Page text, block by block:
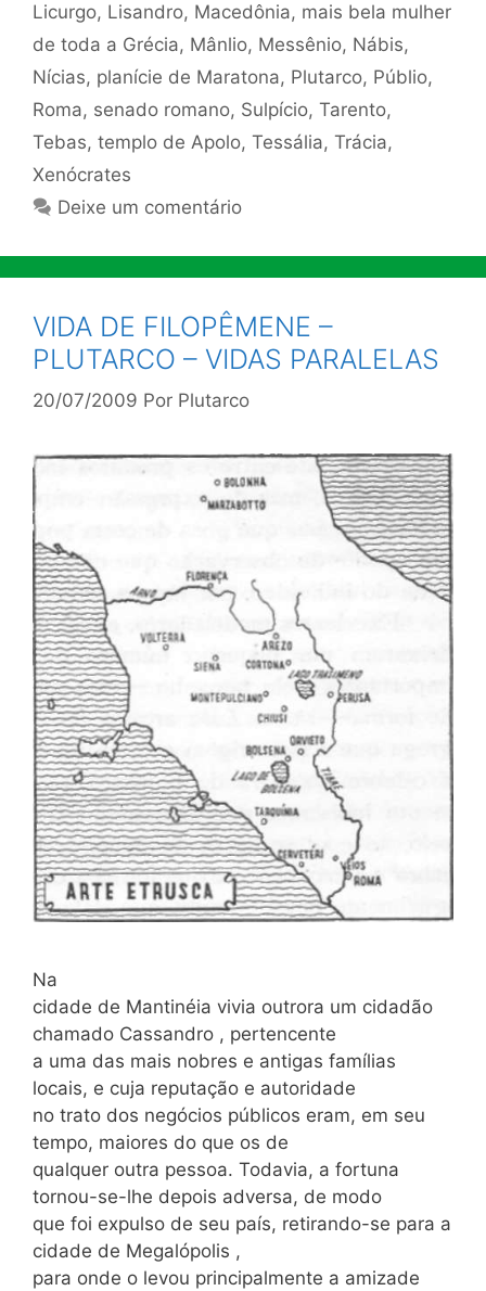
Licurgo, Lisandro, Macedônia, mais bela mulher
de toda a Grécia, Mânlio, Messênio, Nábis,
Nícias, planície de Maratona, Plutarco, Públio,
Roma, senado romano, Sulpício, Tarento,
Tebas, templo de Apolo, Tessália, Trácia,
Xenócrates
Deixe um comentário
VIDA DE FILOPÊMENE –
PLUTARCO – VIDAS PARALELAS
20/07/2009 Por Plutarco
Na
cidade de Mantinéia vivia outrora um cidadão
chamado Cassandro , pertencente
a uma das mais nobres e antigas famílias
locais, e cuja reputação e autoridade
no trato dos negócios públicos eram, em seu
tempo, maiores do que os de
qualquer outra pessoa. Todavia, a fortuna
tornou-se-lhe depois adversa, de modo
que foi expulso de seu país, retirando-se para a
cidade de Megalópolis ,
para onde o levou principalmente a amizade